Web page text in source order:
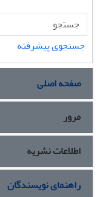
جستجوی پیشرفته
صفحه اصلی
مرور
اطلاعات نشریه
راهنمای نویسندگان